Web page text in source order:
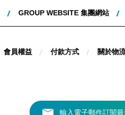
GROUP WEBSITE 集團網站
會員權益 付款方式 關於物